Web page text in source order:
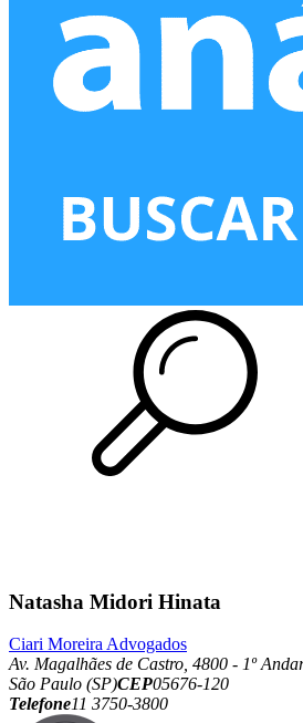
Natasha Midori Hinata
Ciari Moreira Advogados
Av. Magalhães de Castro, 4800 - 1º
São Paulo (SP)CEP05676-120
Telefone11 3750-3800